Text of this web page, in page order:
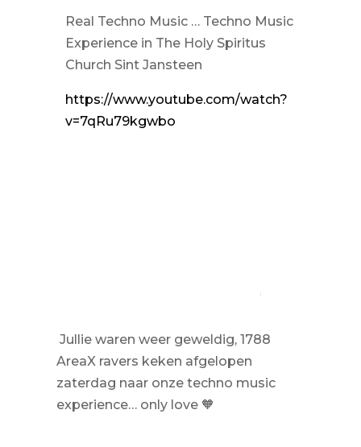
Real Techno Music … Techno Music
Experience in The Holy Spiritus
Church Sint Jansteen
https://www.youtube.com/watch?
v=7qRu79kgwbo
Jullie waren weer geweldig, 1788
AreaX ravers keken afgelopen
zaterdag naar onze techno music
experience… only love 🧡